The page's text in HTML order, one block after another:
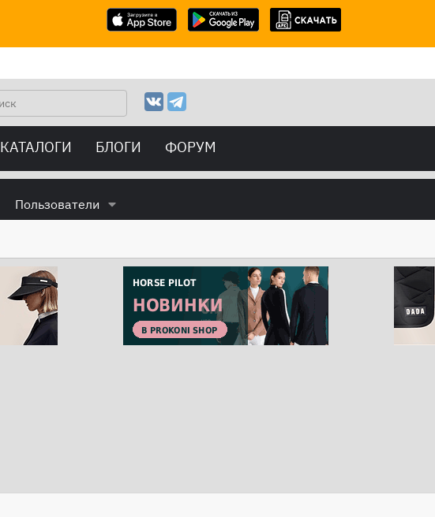
КАТАЛОГИ БЛОГИ ФОРУМ
Пользователи